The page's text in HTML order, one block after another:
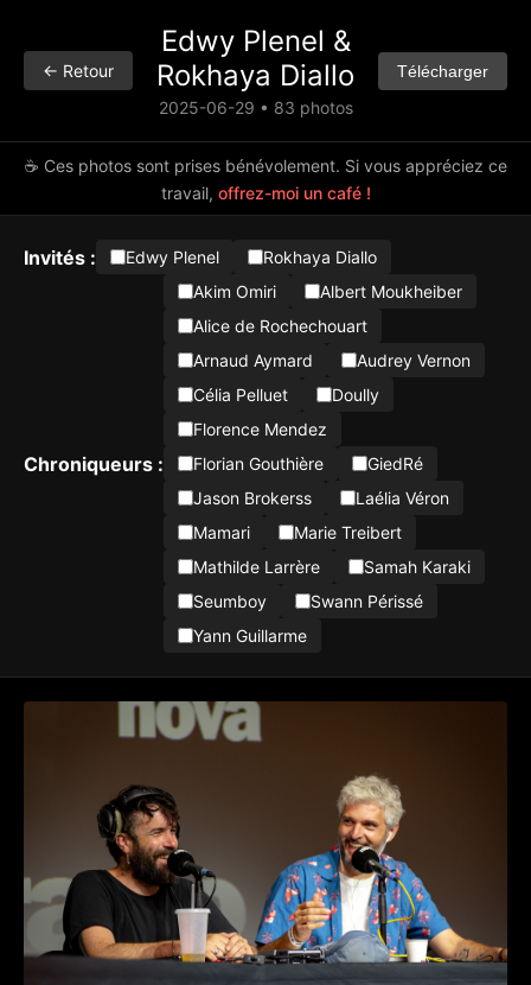
← Retour
Edwy Plenel &
Rokhaya Diallo
2025-06-29 • 83 photos
Télécharger
☕ Ces photos sont prises bénévolement. Si vous appréciez ce
travail, offrez-moi un café !
Invités : Edwy Plenel Rokhaya Diallo
Chroniqueurs :
Akim Omiri
Albert Moukheiber
Alice de Rochechouart
Arnaud Aymard
Audrey Vernon
Célia Pelluet
Doully
Florence Mendez
Florian Gouthière
GiedRé
Jason Brokerss
Laélia Véron
Mamari
Marie Treibert
Mathilde Larrère
Samah Karaki
Seumboy
Swann Périssé
Yann Guillarme